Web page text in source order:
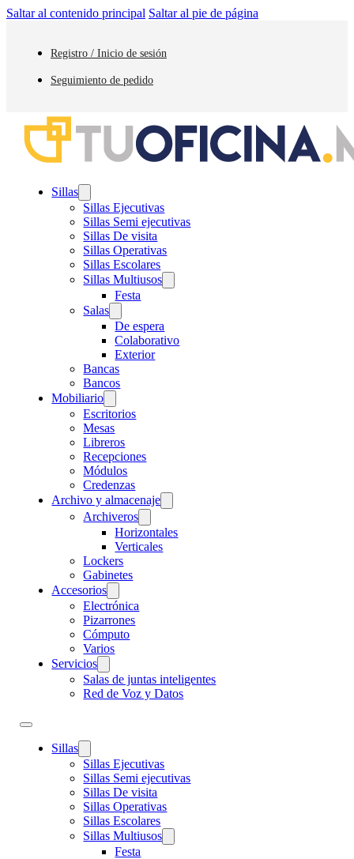
Saltar al contenido principal Saltar al pie de página
Registro / Inicio de sesión
Seguimiento de pedido
Sillas
Sillas Ejecutivas
Sillas Semi ejecutivas
Sillas De visita
Sillas Operativas
Sillas Escolares
Sillas Multiusos
Festa
Salas
De espera
Colaborativo
Exterior
Bancas
Bancos
Mobiliario
Escritorios
Mesas
Libreros
Recepciones
Módulos
Credenzas
Archivo y almacenaje
Archiveros
Horizontales
Verticales
Lockers
Gabinetes
Accesorios
Electrónica
Pizarrones
Cómputo
Varios
Servicios
Salas de juntas inteligentes
Red de Voz y Datos
Sillas
Sillas Ejecutivas
Sillas Semi ejecutivas
Sillas De visita
Sillas Operativas
Sillas Escolares
Sillas Multiusos
Festa